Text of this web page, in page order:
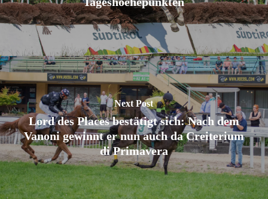
Next Post
Lord des Places bestätigt sich: Nach dem
Vanoni gewinnt er nun auch da Creiterium
di Primavera